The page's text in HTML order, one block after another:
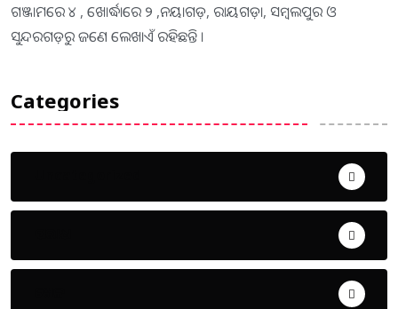
ଗଞ୍ଜାମରେ ୪ , ଖୋର୍ଦ୍ଧାରେ ୨ ,ନୟାଗଡ଼, ରାୟଗଡ଼ା, ସମ୍ବଲପୁର ଓ
ସୁନ୍ଦରଗଡ଼ରୁ ଜଣେ ଲେଖାଏଁ ରହିଛନ୍ତି ।
Categories